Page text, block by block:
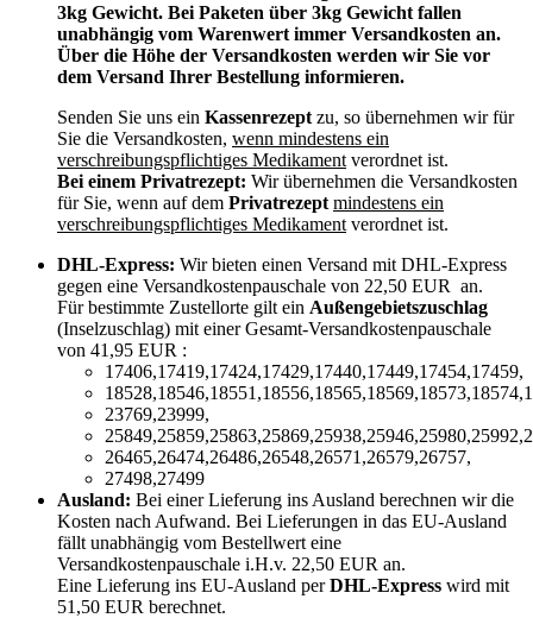
3kg Gewicht. Bei Paketen über 3kg Gewicht fallen
unabhängig vom Warenwert immer Versandkosten an.
Über die Höhe der Versandkosten werden wir Sie vor
dem Versand Ihrer Bestellung informieren.
Senden Sie uns ein Kassenrezept zu, so übernehmen wir für
Sie die Versandkosten, wenn mindestens ein
verschreibungspflichtiges Medikament verordnet ist.
Bei einem Privatrezept: Wir übernehmen die Versandkosten
für Sie, wenn auf dem Privatrezept mindestens ein
verschreibungspflichtiges Medikament verordnet ist.
DHL-Express: Wir bieten einen Versand mit DHL-Express
gegen eine Versandkostenpauschale von 22,50 EUR an.
Für bestimmte Zustellorte gilt ein Außengebietszuschlag
(Inselzuschlag) mit einer Gesamt-Versandkostenpauschale
von 41,95 EUR :
17406,17419,17424,17429,17440,17449,17454,17459,
23769,23999,
26465,26474,26486,26548,26571,26579,26757,
27498,27499
Ausland: Bei einer Lieferung ins Ausland berechnen wir die
Kosten nach Aufwand. Bei Lieferungen in das EU-Ausland
fällt unabhängig vom Bestellwert eine
Versandkostenpauschale i.H.v. 22,50 EUR an.
Eine Lieferung ins EU-Ausland perDHL-Express wird mit
51,50 EUR berechnet.